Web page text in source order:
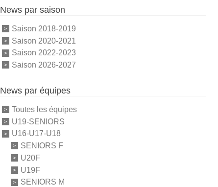
News par saison
Saison 2018-2019
Saison 2020-2021
Saison 2022-2023
Saison 2026-2027
News par équipes
Toutes les équipes
U19-SENIORS
U16-U17-U18
SENIORS F
U20F
U19F
SENIORS M